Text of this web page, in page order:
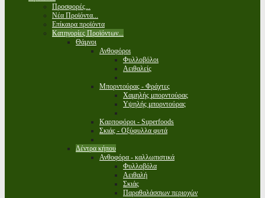
Προσφορές...
Νέα Προϊόντα...
Επίκαιρα προϊόντα
Κατηγορίες Προϊόντων...
Θάμνοι
Ανθοφόροι
Φυλλοβόλοι
Αειθαλείς
Μπορντούρας - Φράχτες
Χαμηλής μπορντούρας
Υψηλής μπορντούρας
Καρποφόροι - Superfoods
Σκιάς - Οξύφυλλα φυτά
Δέντρα κήπου
Ανθοφόρα - καλλωπιστικά
Φυλλοβόλα
Αειθαλή
Σκιάς
Παραθαλάσσιων περιοχών